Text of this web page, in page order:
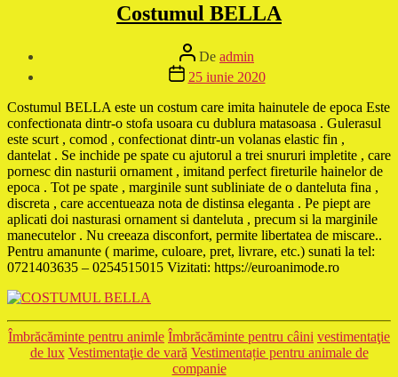
Costumul BELLA
Autor
articol
De admin
Dată
articol
25 iunie 2020
Costumul BELLA este un costum care imita hainutele de epoca Este
confectionata dintr-o stofa usoara cu dublura matasoasa . Gulerasul
este scurt , comod , confectionat dintr-un volanas elastic fin ,
dantelat . Se inchide pe spate cu ajutorul a trei snururi impletite , care
pornesc din nasturii ornament , imitand perfect fireturile hainelor de
epoca . Tot pe spate , marginile sunt subliniate de o danteluta fina ,
discreta , care accentueaza nota de distinsa eleganta . Pe piept are
aplicati doi nasturasi ornament si danteluta , precum si la marginile
manecutelor . Nu creeaza disconfort, permite libertatea de miscare..
Pentru amanunte ( marime, culoare, pret, livrare, etc.) sunati la tel:
0721403635 – 0254515015 Vizitati: https://euroanimode.ro
Categorii
Îmbrăcăminte pentru animle Îmbrăcăminte pentru câini vestimentaţie
de lux Vestimentaţie de vară Vestimentație pentru animale de
companie